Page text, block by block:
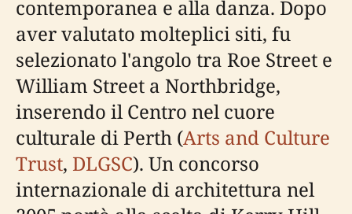
contemporanea e alla danza. Dopo
aver valutato molteplici siti, fu
selezionato l'angolo tra Roe Street e
William Street a Northbridge,
inserendo il Centro nel cuore
culturale di Perth (Arts and Culture
Trust, DLGSC). Un concorso
internazionale di architettura nel